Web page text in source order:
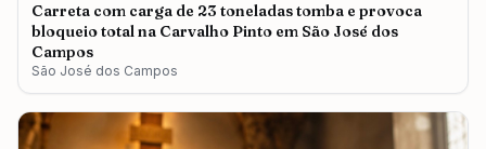
Carreta com carga de 23 toneladas tomba e provoca
bloqueio total na Carvalho Pinto em São José dos
Campos
São José dos Campos